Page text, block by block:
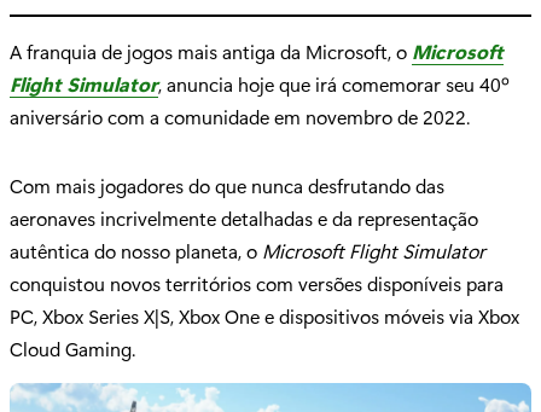
A franquia de jogos mais antiga da Microsoft, o Microsoft
Flight Simulator, anuncia hoje que irá comemorar seu 40º
aniversário com a comunidade em novembro de 2022.
Com mais jogadores do que nunca desfrutando das
aeronaves incrivelmente detalhadas e da representação
autêntica do nosso planeta, o Microsoft Flight Simulator
conquistou novos territórios com versões disponíveis para
PC, Xbox Series X|S, Xbox One e dispositivos móveis via Xbox
Cloud Gaming.